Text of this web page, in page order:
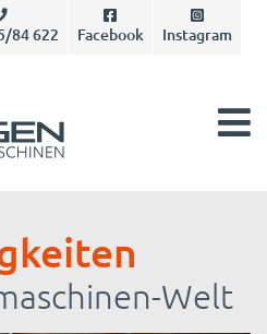
84 622 Facebook Instagram
Welt